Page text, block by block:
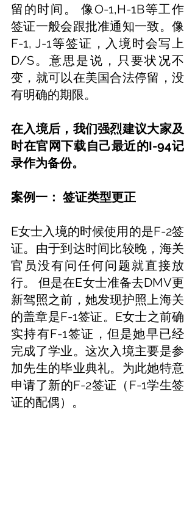
留的时间。 像O-1,H-1B等工作
签证一般会跟批准通知一致。像
F-1, J-1等签证，入境时会写上
D/S。意思是说，只要状况不
变，就可以在美国合法停留，没
有明确的期限。
在入境后，我们强烈建议大家及
时在官网下载自己最近的I-94记
录作为备份。
案例一： 签证类型更正
E女士入境的时候使用的是F-2签
证。由于到达时间比较晚，海关
官员没有问任何问题就直接放
行。 但是在E女士准备去DMV更
新驾照之前，她发现护照上海关
的盖章是F-1签证。E女士之前确
实持有F-1签证，但是她早已经
完成了学业。这次入境主要是参
加先生的毕业典礼。为此她特意
申请了新的F-2签证（F-1学生签
证的配偶）。